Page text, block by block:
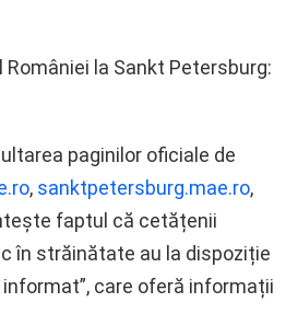
la Sankt Petersburg:
paginilor oficiale de
, sanktpetersburg.mae.ro,
faptul că cetățenii
în străinătate au la dispoziție
care oferă informații